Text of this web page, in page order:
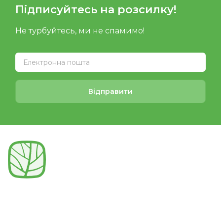
Підписуйтесь на розсилку!
Не турбуйтесь, ми не спамимо!
Відправити